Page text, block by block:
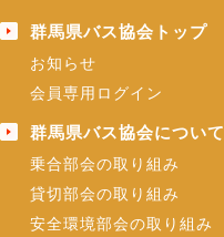
群馬県バス協会トップ
お知らせ
会員専用ログイン
群馬県バス協会について
乗合部会の取り組み
貸切部会の取り組み
安全環境部会の取り組み